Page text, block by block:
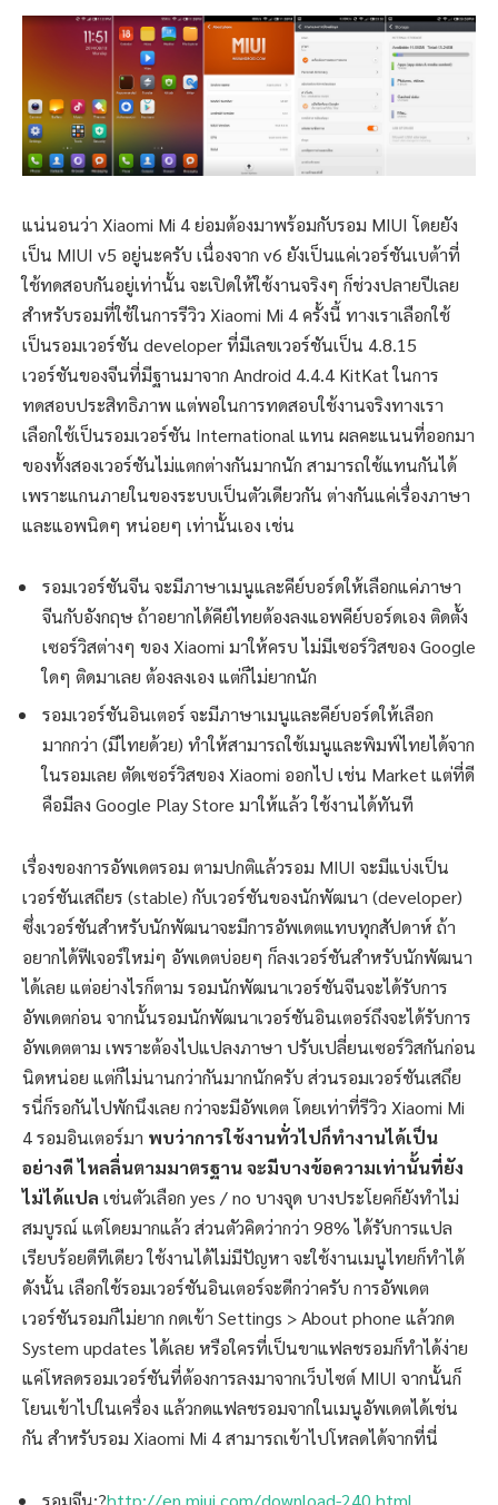
เพราะแกนภายในของระบบเป็นตัวเดียวกัน ต่างกันแค่เรื่องภาษา
และแอพนิดๆ หน่อยๆ เท่านั้นเอง เช่น
รอมเวอร์ชันจีน จะมีภาษาเมนูและคีย์บอร์ดให้เลือกแค่ภาษา
จีนกับอังกฤษ ถ้าอยากได้คีย์ไทยต้องลงแอพคีย์บอร์ดเอง ติดตั้ง
เซอร์วิสต่างๆ ของ Xiaomi มาให้ครบ ไม่มีเซอร์วิสของ Google
ใดๆ ติดมาเลย ต้องลงเอง แต่ก็ไม่ยากนัก
รอมเวอร์ชันอินเตอร์ จะมีภาษาเมนูและคีย์บอร์ดให้เลือก
มากกว่า (มีไทยด้วย) ทำให้สามารถใช้เมนูและพิมพ์ไทยได้จาก
ในรอมเลย ตัดเซอร์วิสของ Xiaomi ออกไป เช่น Market แต่ที่ดี
คือมีลง Google Play Store มาให้แล้ว ใช้งานได้ทันที
เรื่องของการอัพเดตรอม ตามปกติแล้วรอม MIUI จะมีแบ่งเป็น
เวอร์ชันเสถียร (stable) กับเวอร์ชันของนักพัฒนา (developer)
ซึ่งเวอร์ชันสำหรับนักพัฒนาจะมีการอัพเดตแทบทุกสัปดาห์ ถ้า
อยากได้ฟีเจอร์ใหม่ๆ อัพเดตบ่อยๆ ก็ลงเวอร์ชันสำหรับนักพัฒนา
ได้เลย แต่อย่างไรก็ตาม รอมนักพัฒนาเวอร์ชันจีนจะได้รับการ
อัพเดตตาม เพราะต้องไปแปลงภาษา ปรับเปลี่ยนเซอร์วิสกันก่อน
นิดหน่อย แต่ก็ไม่นานกว่ากันมากนักครับ ส่วนรอมเวอร์ชันเสถึย
รนี่ก็รอกันไปพักนึงเลย กว่าจะมีอัพเดต โดยเท่าที่รีวิว Xiaomi Mi
4 รอมอินเตอร์มาพบว่าการใช้งานทั่วไปก็ทำงานได้เป็น
อย่างดี ไหลลื่นตามมาตรฐาน จะมีบางข้อความเท่านั้นที่ยัง
เช่นตัวเลือก yes / no บางจุด บางประโยคก็ยังทำไม่
สมบูรณ์ แต่โดยมากแล้ว ส่วนตัวคิดว่ากว่า 98% ได้รับการแปล
เรียบร้อยดีทีเดียว ใช้งานได้ไม่มีปัญหา จะใช้งานเมนูไทยก็ทำได้
ดังนั้น เลือกใช้รอมเวอร์ชันอินเตอร์จะดีกว่าครับ การอัพเดต
เวอร์ชันรอมก็ไม่ยาก กดเข้า Settings > About phone แล้วกด
System updates ได้เลย หรือใครที่เป็นขาแฟลชรอมก็ทำได้ง่าย
แค่โหลดรอมเวอร์ชันที่ต้องการลงมาจากเว็บไซต์ MIUI จากนั้นก็
โยนเข้าไปในเครื่อง แล้วกดแฟลชรอมจากในเมนูอัพเดตได้เช่น
กัน สำหรับรอม Xiaomi Mi 4 สามารถเข้าไปโหลดได้จากที่นี่
รอมจีน:? http://en.miui.com/download-240.html
รอมอินเตอร์:?http://xiaomi.eu/community/forums/miui-
weekly-rom-releases.103/
สำหรับพื้นที่รอมที่เหลือให้ใช้งาน จาก 16 GB จะเหลือ
ประมาณ 13 GBถือว่าเยอะทีเดียวส่วนแรม ในระหว่างใช้งาน
จริงจะเหลืออยู่ประมาณ 400 – 600 MBแม้จะดูว่าเหลือไม่
เยอะจากที่มีทั้งหมด 3 GBแต่ก็ยังคงลื่นหายห่วงครับ เผลอๆ ลื่น
กว่ารุ่นท็อปหลายๆ ตัวด้วยซ้ำไป